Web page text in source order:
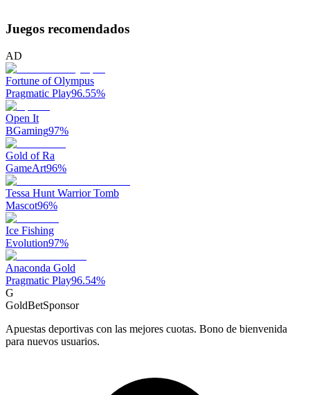
Juegos recomendados
AD
Fortune of Olympus
Pragmatic Play96.55%
Open It
BGaming97%
Gold of Ra
GameArt96%
Tessa Hunt Warrior Tomb
Mascot96%
Ice Fishing
Evolution97%
Anaconda Gold
Pragmatic Play96.54%
G
GoldBetSponsor
Apuestas deportivas con las mejores cuotas. Bono de bienvenida
para nuevos usuarios.